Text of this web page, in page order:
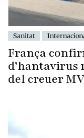
Sanitat
França
d’hantavirus
del creuer